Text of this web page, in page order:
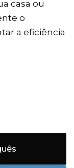
casa ou
o
a eficiência